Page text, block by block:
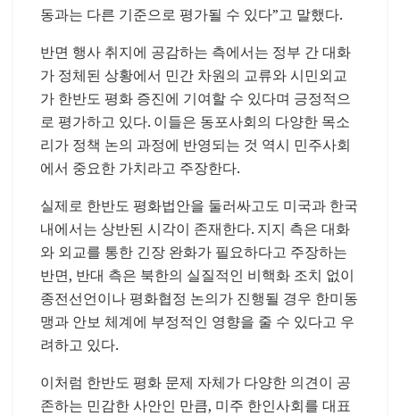
동과는 다른 기준으로 평가될 수 있다”고 말했다.
반면 행사 취지에 공감하는 측에서는 정부 간 대화
가 정체된 상황에서 민간 차원의 교류와 시민외교
가 한반도 평화 증진에 기여할 수 있다며 긍정적으
로 평가하고 있다. 이들은 동포사회의 다양한 목소
리가 정책 논의 과정에 반영되는 것 역시 민주사회
에서 중요한 가치라고 주장한다.
실제로 한반도 평화법안을 둘러싸고도 미국과 한국
내에서는 상반된 시각이 존재한다. 지지 측은 대화
와 외교를 통한 긴장 완화가 필요하다고 주장하는
반면, 반대 측은 북한의 실질적인 비핵화 조치 없이
종전선언이나 평화협정 논의가 진행될 경우 한미동
맹과 안보 체계에 부정적인 영향을 줄 수 있다고 우
려하고 있다.
이처럼 한반도 평화 문제 자체가 다양한 의견이 공
존하는 민감한 사안인 만큼, 미주 한인사회를 대표